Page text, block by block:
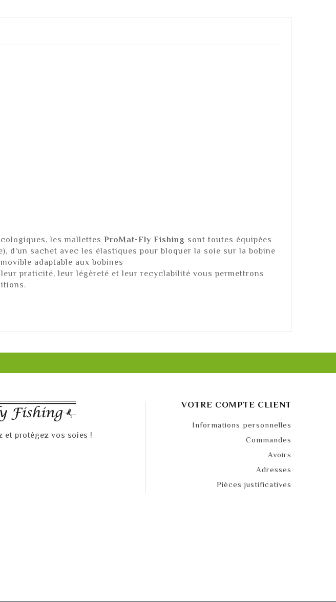
les mallettes ProMat-Fly Fishing sont toutes équipées
d'un sachet avec les élastiques pour bloquer la soie sur la bobine
adaptable aux bobines
praticité, leur légèreté et leur recyclabilité vous permettrons
et protégez vos soies !
VOTRE COMPTE CLIENT
Informations personnelles
Commandes
Avoirs
Adresses
Pièces justificatives